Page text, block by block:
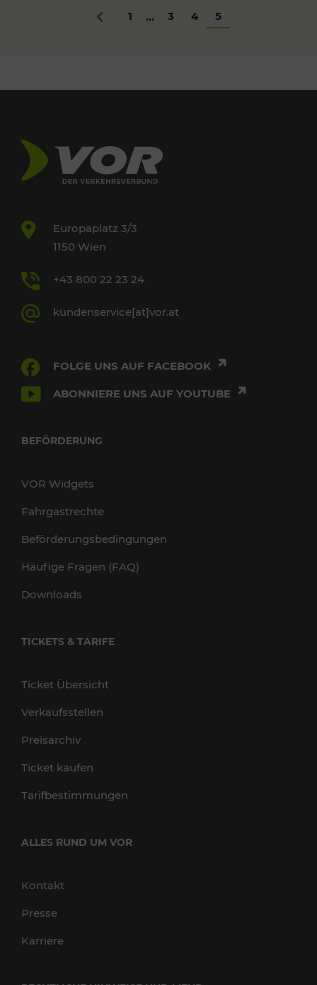
Zurück
1 ... 3 4 5
Europaplatz 3/3
1150 Wien
+43 800 22 23 24
kundenservice[at]vor.at
FOLGE UNS AUF FACEBOOK
ABONNIERE UNS AUF YOUTUBE
BEFÖRDERUNG
VOR Widgets
Fahrgastrechte
Beförderungsbedingungen
Häufige Fragen (FAQ)
Downloads
TICKETS & TARIFE
Ticket Übersicht
Verkaufsstellen
Preisarchiv
Ticket kaufen
Tarifbestimmungen
ALLES RUND UM VOR
Kontakt
Presse
Karriere